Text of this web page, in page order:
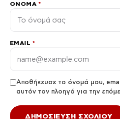
ΌΝΟΜΑ *
EMAIL *
Αποθήκευσε το όνομά μου,
αυτόν τον πλοηγό για την